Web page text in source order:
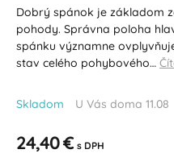
Dobrý spánok je základom
pohody. Správna poloha
spánku významne
stav celého pohybového…
Skladom U Vás doma 11.08
24,40 € s DPH